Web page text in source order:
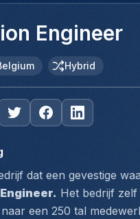
Engineer
Hybrid
dat een gevestige
Het bedrijf zelf
een 250 tal